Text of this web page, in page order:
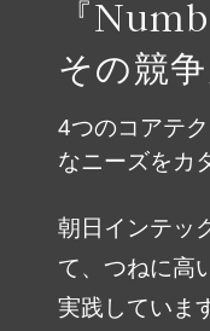
自社ブランド製品
やさしくわ
『
その競
4つのコアテ
なニーズをカ
朝日インテッ
て、つねに高
実践していま